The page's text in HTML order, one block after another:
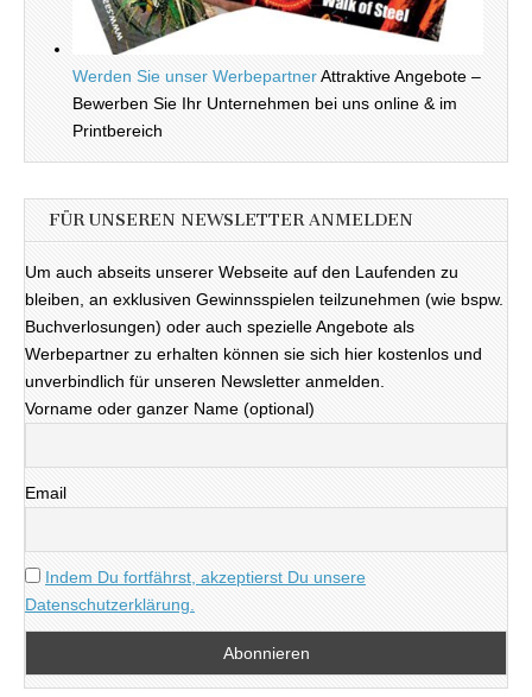
Werden Sie unser WerbepartnerAttraktive Angebote –
Bewerben Sie Ihr Unternehmen bei uns online & im
Printbereich
FÜR UNSEREN NEWSLETTER ANMELDEN
Um auch abseits unserer Webseite auf den Laufenden zu
bleiben, an exklusiven Gewinnsspielen teilzunehmen (wie bspw.
Buchverlosungen) oder auch spezielle Angebote als
Werbepartner zu erhalten können sie sich hier kostenlos und
unverbindlich für unseren Newsletter anmelden.
Vorname oder ganzer Name (optional)
Email
Indem Du fortfährst, akzeptierst Du unsere
Datenschutzerklärung.